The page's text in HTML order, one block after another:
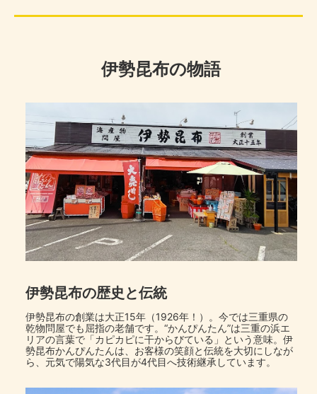
伊勢昆布の物語
伊勢昆布の歴史と伝統
伊勢昆布の創業は大正15年（1926年！）。今では三重県の
乾物問屋でも屈指の老舗です。“かんぴんたん”は三重の浜エ
リアの言葉で「カピカピに干からびている」という意味。伊
勢昆布かんぴんたんは、お客様の笑顔と伝統を大切にしなが
ら、元気で陽気な3代目が4代目へ技術継承しています。